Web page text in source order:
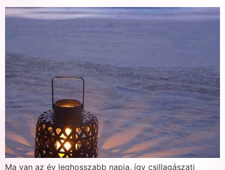
Ma van az év leghosszabb napja, így csillagászati